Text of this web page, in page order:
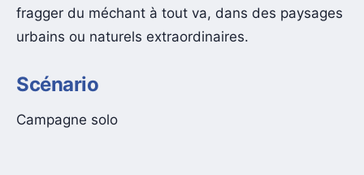
fragger du méchant à tout va, dans des paysages
urbains ou naturels extraordinaires.
Scénario
Campagne solo